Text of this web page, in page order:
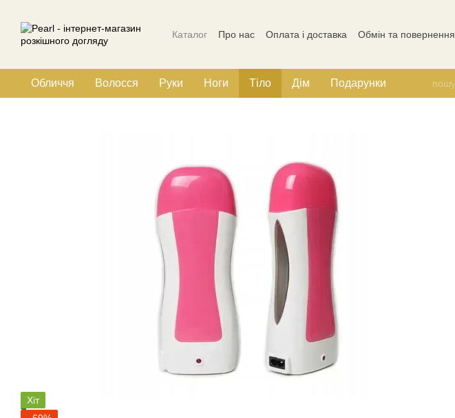
Каталог Про нас Оплата і доставка Обмін та повернення
Обличчя Волосся Руки Ноги Тіло Дім Подарунки
Хіт